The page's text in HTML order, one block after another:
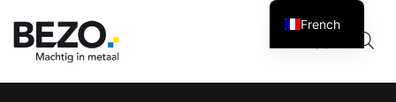
Panier
0
French